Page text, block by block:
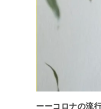
ーーコロナの流